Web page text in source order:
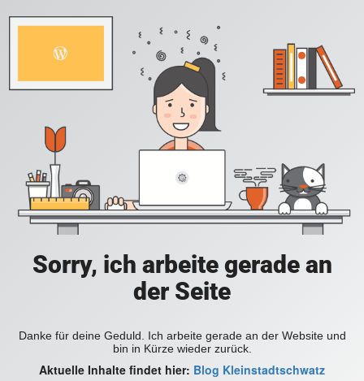
Sorry, ich arbeite gerade an
der Seite
Danke für deine Geduld. Ich arbeite gerade an der Website und
bin in Kürze wieder zurück.
Aktuelle Inhalte findet hier: Blog Kleinstadtschwatz